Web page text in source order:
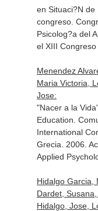
en Situaci?N de
congreso.
Psicolog?a del
el XIII
Menendez
Maria Victoria,
Jose:
"Nacer a la
Education.
International
Grecia. 2006.
Applied
Hidalgo Garcia,
Dardet,
Hidalgo, Jose,